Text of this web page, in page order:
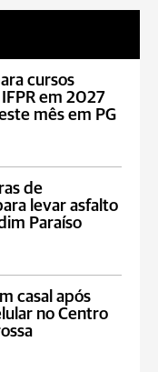
cursos
em 2027
mês em PG
de
levar asfalto
Paraíso
casal após
no Centro